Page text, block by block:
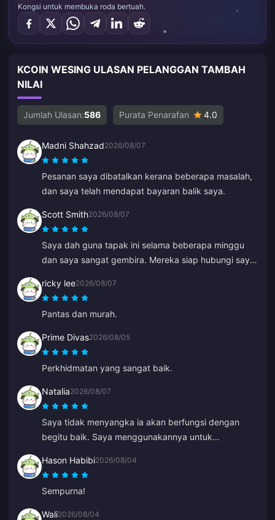
Kongsi untuk membuka roda bertuah.
KCOIN WESING ULASAN PELANGGAN TAMBAH
NILAI
Jumlah Ulasan:586 Purata Penarafan 4.0
Madni Shahzad2026/08/07
Pesanan saya dibatalkan kerana beberapa masalah,
dan saya telah mendapat bayaran balik saya.
Scott Smith2026/08/07
Saya dah guna tapak ini selama beberapa minggu
dan saya sangat gembira. Mereka siap hubungi saya
dihubungi dan wakil sokongan sangat baik serta
membantu.
ricky lee2026/08/07
Pantas dan murah.
Prime Divas2026/08/05
Perkhidmatan yang sangat baik.
Natalia2026/08/07
Saya tidak menyangka ia akan berfungsi dengan
begitu baik. Saya menggunakannya untuk
saya sangat menyukai hasilnya. Khidmat pelanggan
juga cepat. Jika anda ingin menghadiahkan apa-apa
kepada sesiapa sahaja, ini adalah platform yang
hebat.
Hason Habibi2026/08/04
Sempurna!
Wali2026/08/04